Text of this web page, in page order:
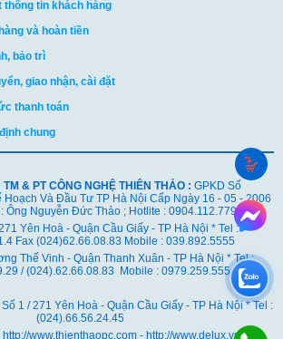
thông tin khách hàng
và hoàn tiền
bảo trì
giao nhận, cài đặt
thanh toán
chung
& PT CÔNG NGHỆ THIÊN THẢO : GPKD Số
Và Đầu Tư TP Hà Nội Cấp Ngày 16 - 05 - 2006
Ông Nguyễn Đức Thảo ; Hotlite : 0904.112.779
Yên Hoà - Quận Cầu Giấy - TP Hà Nội * Tel :
Fax (024)62.66.08.83 Mobile : 039.892.5555
Thế Vinh - Quận Thanh Xuân - TP Hà Nội *Tel :
/ (024).62.66.08.83 Mobile : 0979.259.555
1 / 271 Yên Hoà - Quận Cầu Giấy - TP Hà Nội * Tel :
(024).66.56.24.45
www.thienthaopc.com - http://www.delux.vn